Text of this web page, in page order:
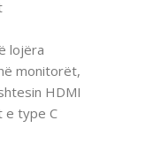
lojëra
monitorët,
HDMI
e type C